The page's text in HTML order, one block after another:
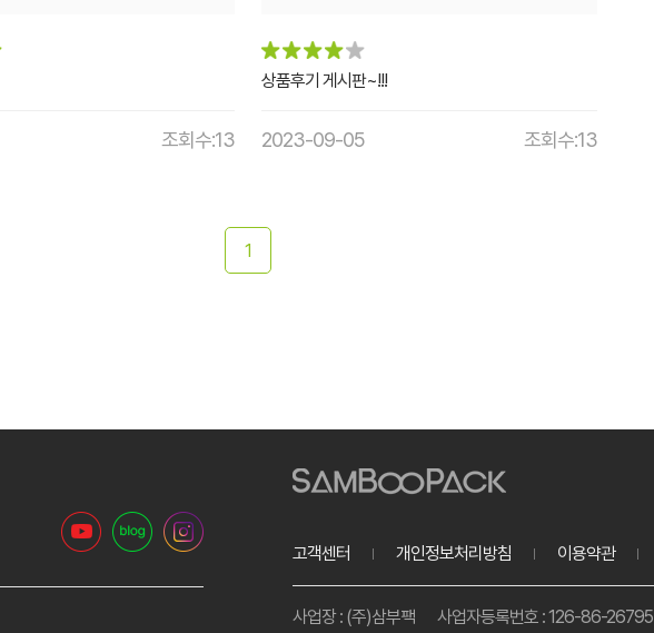
조회수:13
상품후기 게시판~!!!
2023-09-05 조회수:13
1
고객센터 개인정보처리방침 이용약관
사업장 : (주)삼부팩 사업자등록번호 : 126-86-26795